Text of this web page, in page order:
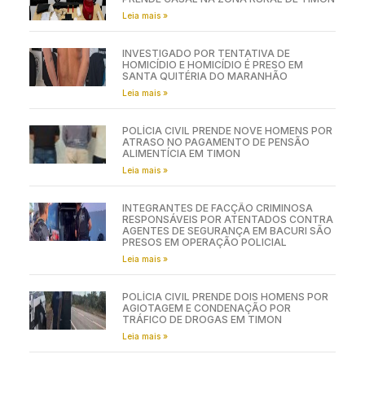
Leia mais »
INVESTIGADO POR TENTATIVA DE
HOMICÍDIO E HOMICÍDIO É PRESO EM
SANTA QUITÉRIA DO MARANHÃO
Leia mais »
POLÍCIA CIVIL PRENDE NOVE HOMENS POR
ATRASO NO PAGAMENTO DE PENSÃO
ALIMENTÍCIA EM TIMON
Leia mais »
INTEGRANTES DE FACÇÃO CRIMINOSA
RESPONSÁVEIS POR ATENTADOS CONTRA
AGENTES DE SEGURANÇA EM BACURI SÃO
PRESOS EM OPERAÇÃO POLICIAL
Leia mais »
POLÍCIA CIVIL PRENDE DOIS HOMENS POR
AGIOTAGEM E CONDENAÇÃO POR
TRÁFICO DE DROGAS EM TIMON
Leia mais »